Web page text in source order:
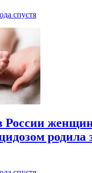
спустя
России
родила